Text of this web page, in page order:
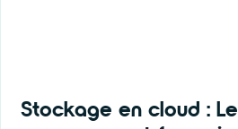
Stockage en cloud :